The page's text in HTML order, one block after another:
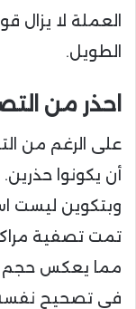
العملة لا يزال
الطويل.
احذر من
على الرغم من
أن يكونوا حذرين.
وبتكوين ليست
تمت تصفية
مما يعكس حجم
في تصحيح